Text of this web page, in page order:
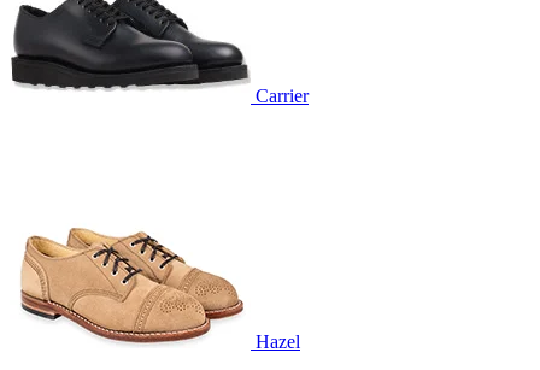
Carrier
Hazel